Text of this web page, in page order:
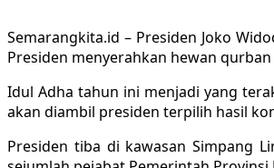
Semarangkita.id – Presiden Joko
Presiden menyerahkan hewan
Idul Adha tahun ini menjadi yang
akan diambil presiden terpilih hasil
Presiden tiba di kawasan Simpang